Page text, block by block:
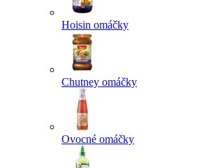
Hoisin omáčky
Chutney omáčky
Ovocné omáčky